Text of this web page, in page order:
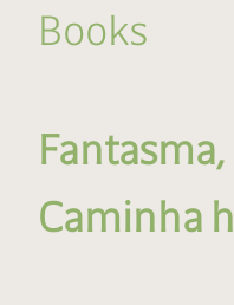
Books
Caminha